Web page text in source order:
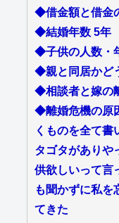
◆借金額と借金
◆結婚年数 5年
◆子供の人数・
◆親と同居かど
◆相談者と嫁の
◆離婚危機の原
くものを全て書
タゴタがありや
供欲しいって言
も聞かずに私を
てきた